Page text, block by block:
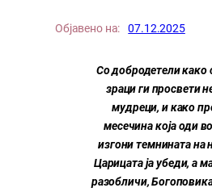
Објавено на: 07.12.2025
Со добродетели како
зраци ги просвети
мудреци, и како
месечина која оди
изгони темнината на
Царицата ја убеди, а
разобличи,